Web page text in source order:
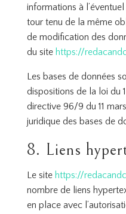
informations à
tour tenu de la même
de modification des
du site https://
Les bases de données
dispositions de la loi du
directive 96/9 du 11
juridique des bases de
8. Liens
Le site https://
nombre de liens
en place avec